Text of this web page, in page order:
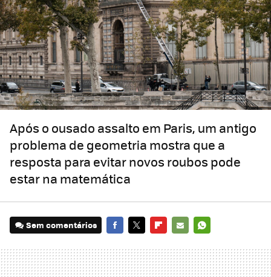
Após o ousado assalto em Paris, um antigo
problema de geometria mostra que a
resposta para evitar novos roubos pode
estar na matemática
Sem comentários
MAIL